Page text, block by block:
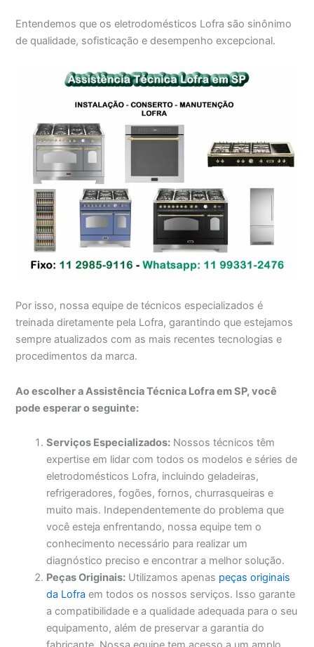
Entendemos que os eletrodomésticos Lofra são sinônimo
de qualidade, sofisticação e desempenho excepcional.
Por isso, nossa equipe de técnicos especializados é
treinada diretamente pela Lofra, garantindo que estejamos
sempre atualizados com as mais recentes tecnologias e
procedimentos da marca.
Ao escolher a Assistência Técnica Lofra em SP, você
pode esperar o seguinte:
Serviços Especializados: Nossos técnicos têm
expertise em lidar com todos os modelos e séries de
eletrodomésticos Lofra, incluindo geladeiras,
refrigeradores, fogões, fornos, churrasqueiras e
muito mais. Independentemente do problema que
você esteja enfrentando, nossa equipe tem o
conhecimento necessário para realizar um
diagnóstico preciso e encontrar a melhor solução.
Peças Originais: Utilizamos apenas peças originais
da Lofra em todos os nossos serviços. Isso garante
a compatibilidade e a qualidade adequada para o seu
equipamento, além de preservar a garantia do